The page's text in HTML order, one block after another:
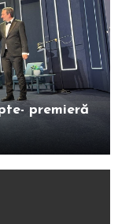
premieră